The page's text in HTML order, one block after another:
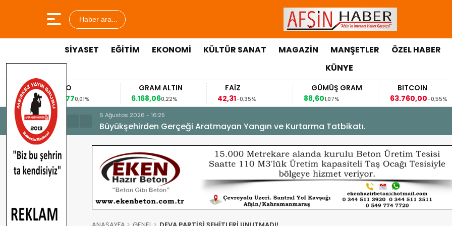
Haber ara...
SİYASET EĞİTİM EKONOMİ KÜLTÜR SANAT MAGAZİN MANŞETLER ÖZEL HABER
KÜNYE
EURO
53,84770,01%
GRAM ALTIN
6.168,06
0,22% -0,35%
GÜMÜŞ GRAM
1,07%
BITCOIN
63.760,00-0,55%
6 Ağustos 2026 - 16:25
Büyükşehirden Gerçeği Aratmayan Yangın ve Kurtarma Tatbikatı.